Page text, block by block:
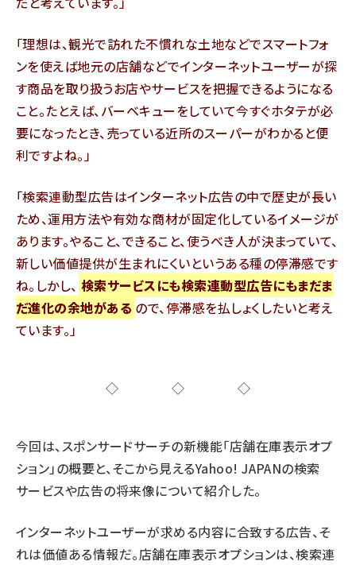
理想は、観光で訪れた不慣れな土地などでスマートフォ
ンを使えば地元の店舗などでインターネットユーザーが探
す商品を取り扱うお店やサービスを把握できるようになる
こと。たとえば、バーベキューをしていて今すぐホタテが必
要になったとき、売っている近所のスーパーがわかると便
利ですよね。
検索連動型広告はインターネット広告の中で歴史が長い
ため、運用方法や有効な商材が固定化しているイメージが
あります。やること、できること、使うべき人が決まっていて、
新しい価値提供が生まれにくいというある種の停滞感です
ね。しかし、 検索サービスにも検索連動型広告にもまだま
だ進化の余地がある ので、停滞感を払しょくしたいと考え
ています。
◇◇◇
今回は、スポンサードサーチの新機能「店舗在庫表示オプ
ション」の概要と、そこから見えるYahoo! JAPANの検索
サービスや広告の将来像について紹介した。
インターネットユーザーが求める内容に合致する広告、そ
れは価値ある情報だ。店舗在庫表示オプションは、検索連